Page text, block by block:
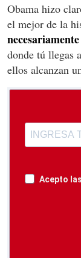
Obama hizo
el mejor de la
donde tú llegas
ellos alcanzan
Acepto